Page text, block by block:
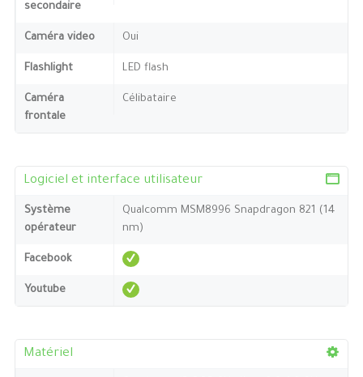
secondaire
Caméra video Oui
Flashlight LED flash
Caméra
frontale
Célibataire
Logiciel et interface utilisateur
Système
opérateur
Qualcomm MSM8996 Snapdragon 821 (14
nm)
Facebook
Youtube
Matériel